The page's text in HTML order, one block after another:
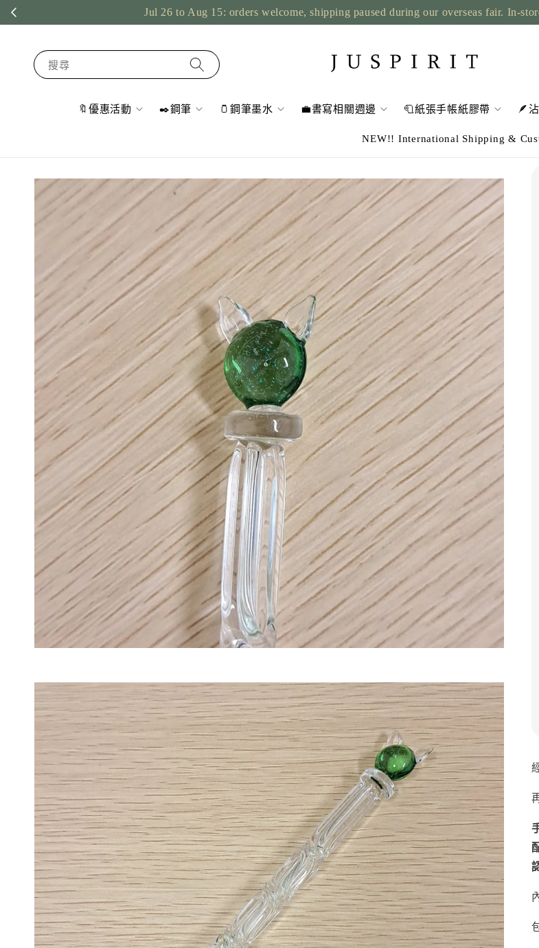
Jul 26 to Aug 15: orders welcome, shipping paused during our overseas fair. In-
搜尋
🔖優惠活動 ✒️鋼筆 🫙鋼筆墨水 💼書寫相關週邊 🧻紙張手帳紙膠帶 🪶
NEW!! International Shipping &